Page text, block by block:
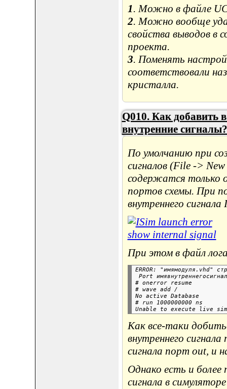
1. Можно в файле
2. Можно вообще
свойства выводов в
проекта.
3. Поменять
соответствовали
кристалла.
Q010. Как добавить
внутренние сигналы?
По умолчанию при
сигналов (File ->
содержатся только
портов схемы. При
внутреннего
При этом в файл
ERROR:
Port
# onerror resume
# wave add /
No active Database
# run 1000000000 ns
Как все-таки
внутреннего
сигнала порт out, и
Однако есть и
сигнала в